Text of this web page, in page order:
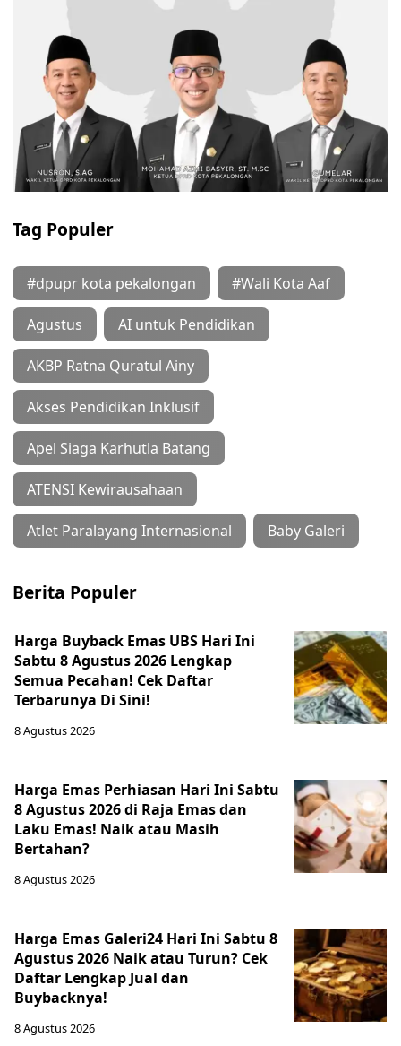
Tag Populer
#dpupr kota pekalongan #Wali Kota Aaf
Agustus AI untuk Pendidikan
AKBP Ratna Quratul Ainy
Akses Pendidikan Inklusif
Apel Siaga Karhutla Batang
ATENSI Kewirausahaan
Atlet Paralayang Internasional Baby Galeri
Berita Populer
Harga Buyback Emas UBS Hari Ini
Sabtu 8 Agustus 2026 Lengkap
Semua Pecahan! Cek Daftar
Terbarunya Di Sini!
8 Agustus 2026
Harga Emas Perhiasan Hari Ini Sabtu
8 Agustus 2026 di Raja Emas dan
Laku Emas! Naik atau Masih
Bertahan?
8 Agustus 2026
Harga Emas Galeri24 Hari Ini Sabtu 8
Agustus 2026 Naik atau Turun? Cek
Daftar Lengkap Jual dan
Buybacknya!
8 Agustus 2026